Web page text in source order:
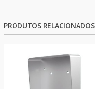
PRODUTOS RELACIONADOS